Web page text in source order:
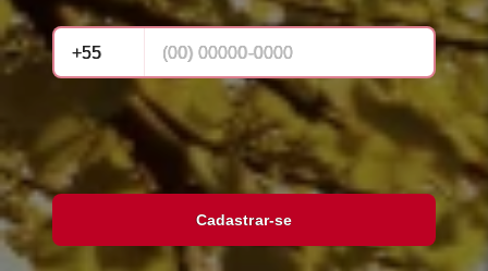
Cadastrar-se